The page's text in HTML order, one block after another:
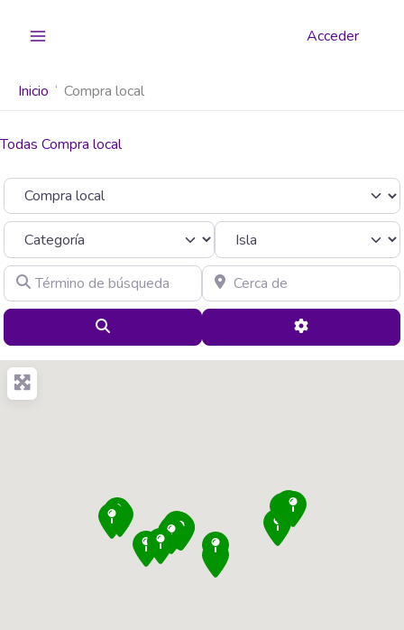
Acceder
Inicio Compra local
Todas Compra local
Seleccionar el formulario de búsqueda
Categoría
Término de búsqueda Cerca de
Advanced